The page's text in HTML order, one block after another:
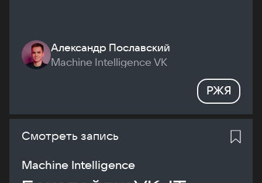
Александр Пославский
Machine Intelligence VK
РЖЯ
Смотреть запись
Machine Intelligence